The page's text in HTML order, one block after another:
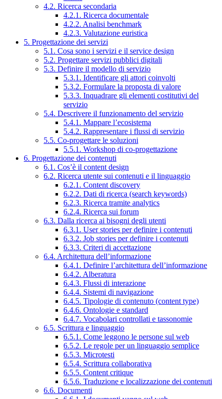
4.2. Ricerca secondaria
4.2.1. Ricerca documentale
4.2.2. Analisi benchmark
4.2.3. Valutazione euristica
5. Progettazione dei servizi
5.1. Cosa sono i servizi e il service design
5.2. Progettare servizi pubblici digitali
5.3. Definire il modello di servizio
5.3.1. Identificare gli attori coinvolti
5.3.2. Formulare la proposta di valore
5.3.3. Inquadrare gli elementi costitutivi del
servizio
5.4. Descrivere il funzionamento del servizio
5.4.1. Mappare l’ecosistema
5.4.2. Rappresentare i flussi di servizio
5.5. Co-progettare le soluzioni
5.5.1. Workshop di co-progettazione
6. Progettazione dei contenuti
6.1. Cos’è il content design
6.2. Ricerca utente sui contenuti e il linguaggio
6.2.1. Content discovery
6.2.2. Dati di ricerca (search keywords)
6.2.3. Ricerca tramite analytics
6.2.4. Ricerca sui forum
6.3. Dalla ricerca ai bisogni degli utenti
6.3.1. User stories per definire i contenuti
6.3.2. Job stories per definire i contenuti
6.3.3. Criteri di accettazione
6.4. Architettura dell’informazione
6.4.1. Definire l’architettura dell’informazione
6.4.2. Alberatura
6.4.3. Flussi di interazione
6.4.4. Sistemi di navigazione
6.4.5. Tipologie di contenuto (content type)
6.4.6. Ontologie e standard
6.4.7. Vocabolari controllati e tassonomie
6.5. Scrittura e linguaggio
6.5.1. Come leggono le persone sul web
6.5.2. Le regole per un linguaggio semplice
6.5.3. Microtesti
6.5.4. Scrittura collaborativa
6.5.5. Content critique
6.5.6. Traduzione e localizzazione dei contenuti
6.6. Documenti